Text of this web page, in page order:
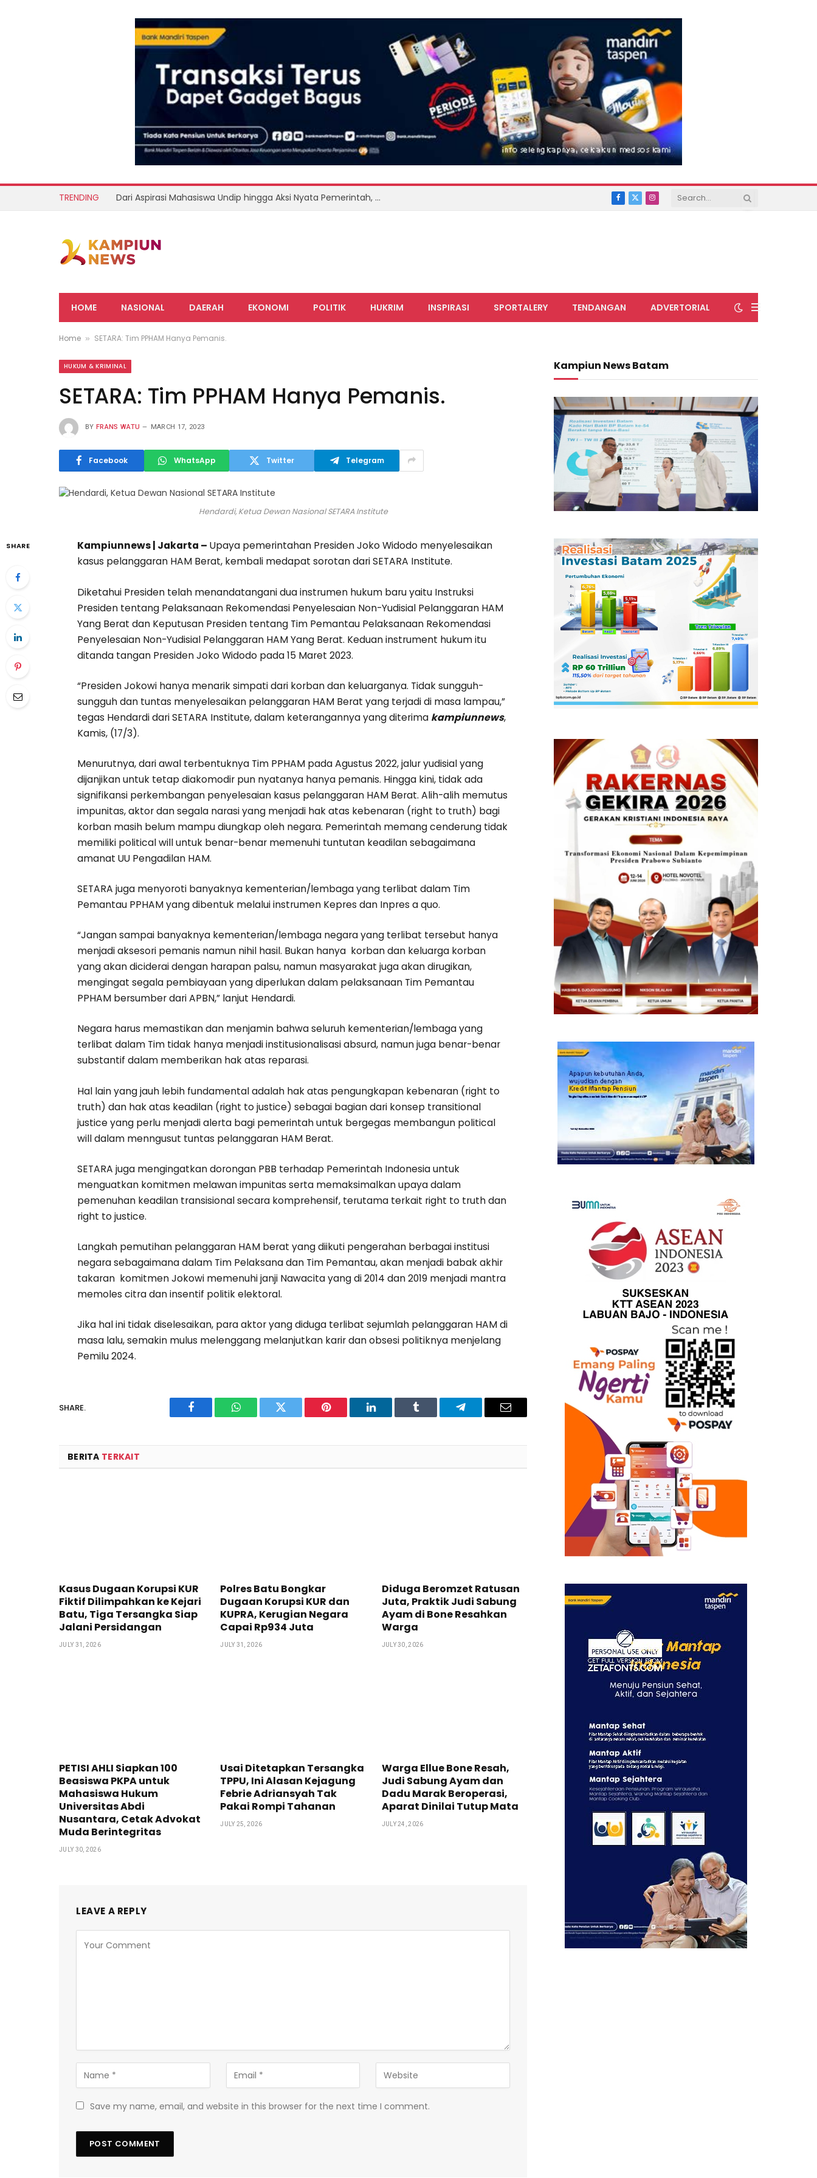
TRENDING Dari Aspirasi Mahasiswa Undip hingga Aksi Nyata Pemerintah, Bantuan Pangan Tiba di Alor Facebook
X
Instagram
HOME NASIONAL DAERAH EKONOMI POLITIK HUKRIM INSPIRASI SPORTALERY TENDANGAN ADVERTORIAL
Home » SETARA: Tim PPHAM Hanya Pemanis.
HUKUM & KRIMINAL
SETARA: Tim PPHAM Hanya Pemanis.
BY FRANS WATU MARCH 17, 2023
Facebook WhatsApp Twitter Telegram
Hendardi, Ketua Dewan Nasional SETARA Institute
SHARE Kampiunnews | Jakarta – Upaya pemerintahan Presiden Joko Widodo menyelesaikan
kasus pelanggaran HAM Berat, kembali medapat sorotan dari SETARA Institute.
Diketahui Presiden telah menandatangani dua instrumen hukum baru yaitu Instruksi
Presiden tentang Pelaksanaan Rekomendasi Penyelesaian Non-Yudisial Pelanggaran HAM
Yang Berat dan Keputusan Presiden tentang Tim Pemantau Pelaksanaan Rekomendasi
Penyelesaian Non-Yudisial Pelanggaran HAM Yang Berat. Keduan instrument hukum itu
ditanda tangan Presiden Joko Widodo pada 15 Maret 2023.
“Presiden Jokowi hanya menarik simpati dari korban dan keluarganya. Tidak sungguh-
sungguh dan tuntas menyelesaikan pelanggaran HAM Berat yang terjadi di masa lampau,”
tegas Hendardi dari SETARA Institute, dalam keterangannya yang diterima kampiunnews,
Kamis, (17/3).
Menurutnya, dari awal terbentuknya Tim PPHAM pada Agustus 2022, jalur yudisial yang
dijanjikan untuk tetap diakomodir pun nyatanya hanya pemanis. Hingga kini, tidak ada
signifikansi perkembangan penyelesaian kasus pelanggaran HAM Berat. Alih-alih memutus
impunitas, aktor dan segala narasi yang menjadi hak atas kebenaran (right to truth) bagi
korban masih belum mampu diungkap oleh negara. Pemerintah memang cenderung tidak
memiliki political will untuk benar-benar memenuhi tuntutan keadilan sebagaimana
amanat UU Pengadilan HAM.
SETARA juga menyoroti banyaknya kementerian/lembaga yang terlibat dalam Tim
Pemantau PPHAM yang dibentuk melalui instrumen Kepres dan Inpres a quo.
“Jangan sampai banyaknya kementerian/lembaga negara yang terlibat tersebut hanya
menjadi aksesori pemanis namun nihil hasil. Bukan hanya korban dan keluarga korban
yang akan diciderai dengan harapan palsu, namun masyarakat juga akan dirugikan,
mengingat segala pembiayaan yang diperlukan dalam pelaksanaan Tim Pemantau
PPHAM bersumber dari APBN,” lanjut Hendardi.
Negara harus memastikan dan menjamin bahwa seluruh kementerian/lembaga yang
terlibat dalam Tim tidak hanya menjadi institusionalisasi absurd, namun juga benar-benar
substantif dalam memberikan hak atas reparasi.
Hal lain yang jauh lebih fundamental adalah hak atas pengungkapan kebenaran (right to
truth) dan hak atas keadilan (right to justice) sebagai bagian dari konsep transitional
justice yang perlu menjadi alerta bagi pemerintah untuk bergegas membangun political
will dalam menngusut tuntas pelanggaran HAM Berat.
SETARA juga mengingatkan dorongan PBB terhadap Pemerintah Indonesia untuk
menguatkan komitmen melawan impunitas serta memaksimalkan upaya dalam
pemenuhan keadilan transisional secara komprehensif, terutama terkait right to truth dan
right to justice.
Langkah pemutihan pelanggaran HAM berat yang diikuti pengerahan berbagai institusi
negara sebagaimana dalam Tim Pelaksana dan Tim Pemantau, akan menjadi babak akhir
takaran komitmen Jokowi memenuhi janji Nawacita yang di 2014 dan 2019 menjadi mantra
memoles citra dan insentif politik elektoral.
Jika hal ini tidak diselesaikan, para aktor yang diduga terlibat sejumlah pelanggaran HAM di
masa lalu, semakin mulus melenggang melanjutkan karir dan obsesi politiknya menjelang
Pemilu 2024.
SHARE.
Facebook WhatsAppTwitter Pinterest LinkedIn Tumblr Telegram Email
BERITA TERKAIT
Kasus Dugaan Korupsi KUR
Fiktif Dilimpahkan ke Kejari
Batu, Tiga Tersangka Siap
Jalani Persidangan
JULY 31, 2026
Polres Batu Bongkar
Dugaan Korupsi KUR dan
KUPRA, Kerugian Negara
Capai Rp934 Juta
JULY 31, 2026
Diduga Beromzet Ratusan
Juta, Praktik Judi Sabung
Ayam di Bone Resahkan
Warga
JULY 30, 2026
PETISI AHLI Siapkan 100
Beasiswa PKPA untuk
Mahasiswa Hukum
Universitas Abdi
Nusantara, Cetak Advokat
Muda Berintegritas
JULY 30, 2026
Usai Ditetapkan Tersangka
TPPU, Ini Alasan Kejagung
Febrie Adriansyah Tak
Pakai Rompi Tahanan
JULY 25, 2026
Warga Ellue Bone Resah,
Judi Sabung Ayam dan
Dadu Marak Beroperasi,
Aparat Dinilai Tutup Mata
JULY 24, 2026
LEAVE A REPLY
Save my name, email, and website in this browser for the next time I comment.
Kampiun News Batam